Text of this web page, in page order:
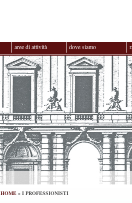
aree di attività dove siamo
HOME » I PROFESSIONISTI